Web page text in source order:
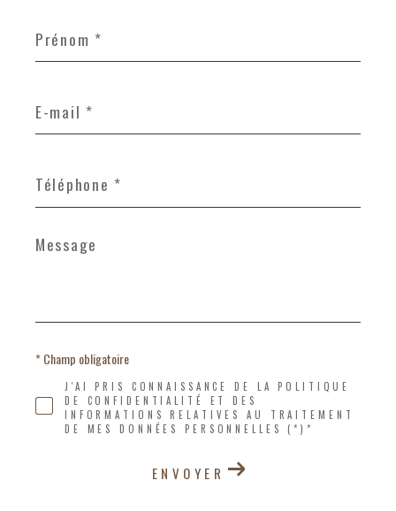
*
mail
*
*
Message
*
J'AI PRIS CONNAISSANCE DE LA POLITIQUE
DE CONFIDENTIALITÉ ET DES
INFORMATIONS RELATIVES AU TRAITEMENT
DE MES DONNÉES PERSONNELLES (*)*
* Champ obligatoire
ENVOYER